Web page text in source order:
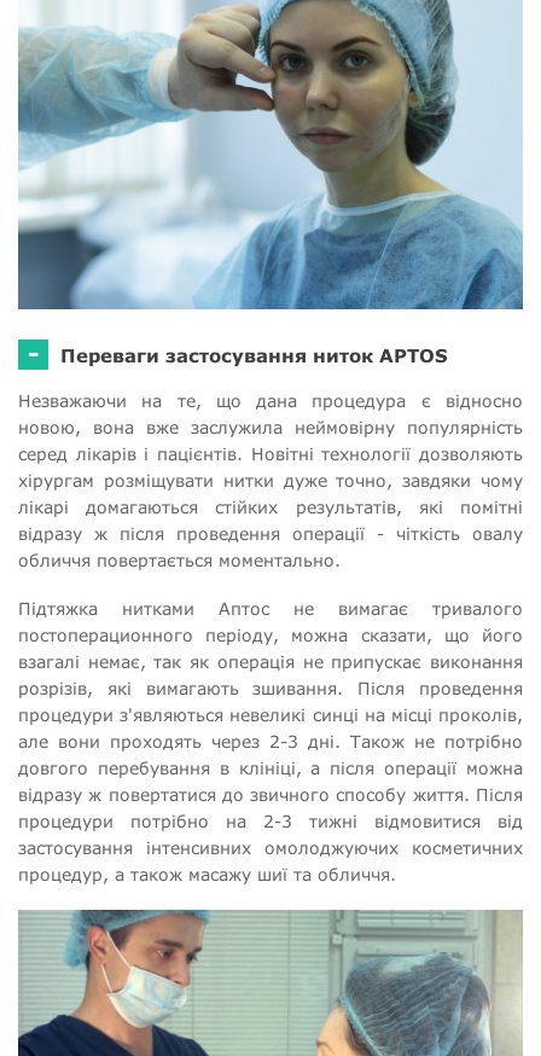
- Переваги застосування ниток APTOS
Незважаючи на те, що дана процедура є відносно
новою, вона вже заслужила неймовірну популярність
серед лікарів і пацієнтів. Новітні технології дозволяють
хірургам розміщувати нитки дуже точно, завдяки чому
лікарі домагаються стійких результатів, які помітні
відразу ж після проведення операції - чіткість овалу
обличчя повертається моментально.
Підтяжка нитками Аптос не вимагає тривалого
постоперационного періоду, можна сказати, що його
взагалі немає, так як операція не припускає виконання
розрізів, які вимагають зшивання. Після проведення
процедури з'являються невеликі синці на місці проколів,
але вони проходять через 2-3 дні. Також не потрібно
довгого перебування в клініці, а після операції можна
відразу ж повертатися до звичного способу життя. Після
процедури потрібно на 2-3 тижні відмовитися від
застосування інтенсивних омолоджуючих косметичних
процедур, а також масажу шиї та обличчя.